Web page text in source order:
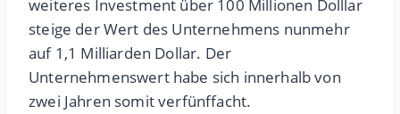
weiteres Investment über 100 Millionen Dolllar
steige der Wert des Unternehmens nunmehr
auf 1,1 Milliarden Dollar. Der
Unternehmenswert habe sich innerhalb von
zwei Jahren somit verfünffacht.